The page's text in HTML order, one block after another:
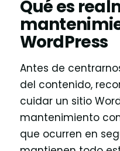
Qué es
WordPress
Antes de
del contenido,
cuidar un sitio
mantenimiento
que ocurren en